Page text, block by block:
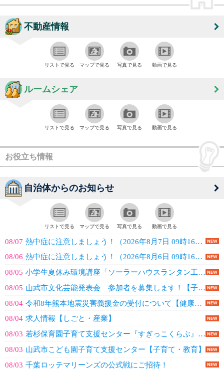
不動産情報
リストで見る マップで見る 写真で見る 動画で見る
ルームシェア
リストで見る マップで見る 写真で見る 動画で見る
お役立ち情報
自治体からのお知らせ
リストで見る マップで見る 写真で見る 動画で見る
08/07 熱中症に注意しましょう！（2026年8月7日 09時16分配信）【全体配信(...
08/06 熱中症に注意しましょう！（2026年8月6日 09時16分配信）【全体配信(...
08/05 小学生夏休み環境講座「ソーラーハウスランタン工作教室」の開催について（申込受...
08/05 山武市文化芸能発表会 参加者を募集します！【子育て・教育】
08/04 令和8年熊本地震災害義援金の受付について【健康・保険・福祉】
08/04 求人情報【しごと・産業】
08/03 若杉保育園子育て支援センター『すぎっこくらぶ』【子育て・教育】
08/03 山武市こども園子育て支援センター【子育て・教育】
08/03 千葉ロッテマリーンズの公式戦にご招待！